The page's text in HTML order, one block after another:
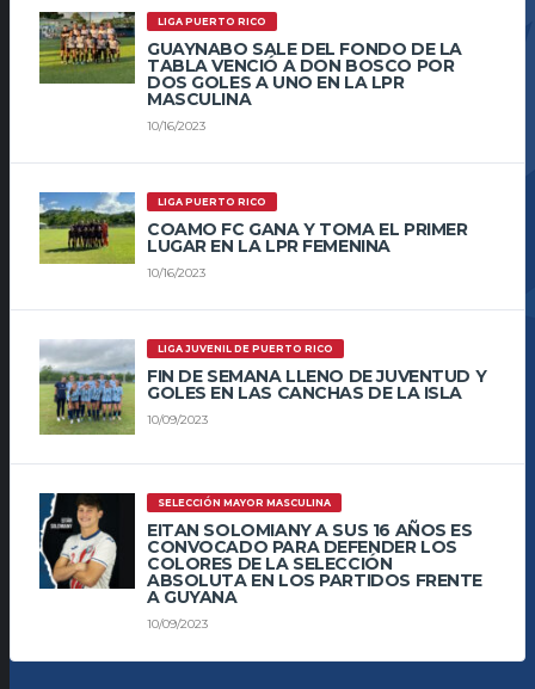
LIGA PUERTO RICO
GUAYNABO SALE DEL FONDO DE LA
TABLA VENCIÓ A DON BOSCO POR
DOS GOLES A UNO EN LA LPR
MASCULINA
10/16/2023
LIGA PUERTO RICO
COAMO FC GANA Y TOMA EL PRIMER
LUGAR EN LA LPR FEMENINA
10/16/2023
LIGA JUVENIL DE PUERTO RICO
FIN DE SEMANA LLENO DE JUVENTUD Y
GOLES EN LAS CANCHAS DE LA ISLA
10/09/2023
SELECCIÓN MAYOR MASCULINA
EITAN SOLOMIANY A SUS 16 AÑOS ES
CONVOCADO PARA DEFENDER LOS
COLORES DE LA SELECCIÓN
ABSOLUTA EN LOS PARTIDOS FRENTE
A GUYANA
10/09/2023